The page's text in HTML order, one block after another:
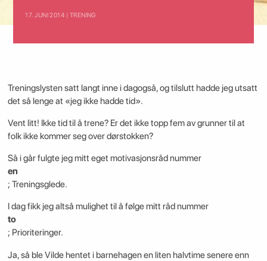
17. JUNI 2014 | TRENING
Treningslysten satt langt inne i dagogså, og tilslutt hadde jeg utsatt
det så lenge at «jeg ikke hadde tid».
Vent litt! Ikke tid til å trene? Er det ikke topp fem av grunner til at
folk ikke kommer seg over dørstokken?
Så i går fulgte jeg mitt eget motivasjonsråd nummer
en
; Treningsglede.
I dag fikk jeg altså mulighet til å følge mitt råd nummer
to
; Prioriteringer.
Ja, så ble Vilde hentet i barnehagen en liten halvtime senere enn